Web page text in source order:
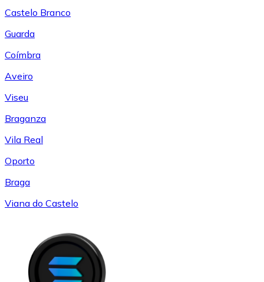
Castelo Branco
Guarda
Coímbra
Aveiro
Viseu
Braganza
Vila Real
Oporto
Braga
Viana do Castelo